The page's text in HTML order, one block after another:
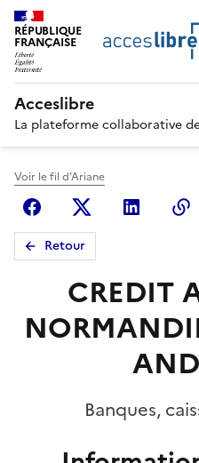
RÉPUBLIQUE
FRANÇAISE
Acceslibre
La plateforme collaborative
Voir le fil d'Ariane
FacebookX Linkedin
Retour
CREDIT
Banques,